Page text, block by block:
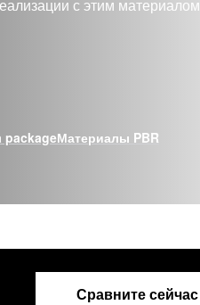
с этим материалом
packageМатериалы PBR
Сравните сейчас